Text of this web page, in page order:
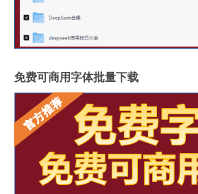
免费可商用字体批量下载